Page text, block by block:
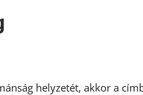
helyzetét, akkor a